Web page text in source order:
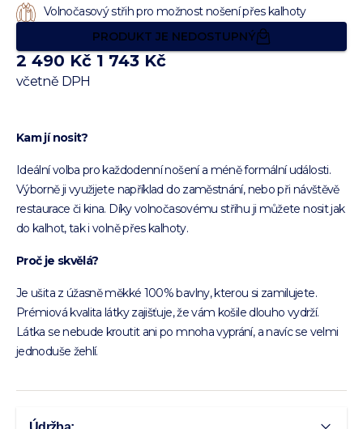
Volnočasový střih pro možnost nošení přes kalhoty
PRODUKT JE NEDOSTUPNÝ
2 490 Kč 1 743 Kč
včetně DPH
Kam jí nosit?
Ideální volba pro každodenní nošení a méně formální události.
Výborně ji využijete například do zaměstnání, nebo při návštěvě
restaurace či kina. Díky volnočasovému střihu ji můžete nosit jak
do kalhot, tak i volně přes kalhoty.
Proč je skvělá?
Je ušita z úžasně měkké 100% bavlny, kterou si zamilujete.
Prémiová kvalita látky zajišťuje, že vám košile dlouho vydrží.
Látka se nebude kroutit ani po mnoha vyprání, a navíc se velmi
jednoduše žehlí.